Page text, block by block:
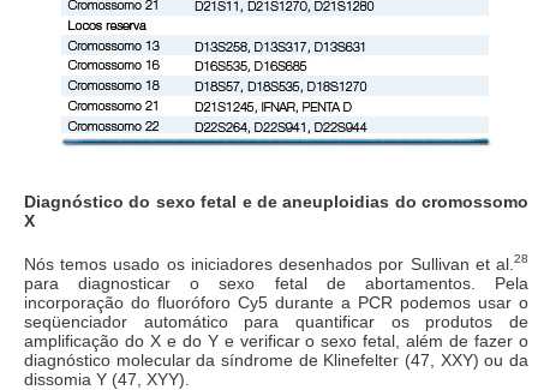
Diagnóstico do sexo fetal e de aneuploidias do cromossomo
X
Nós temos usado os iniciadores desenhados por Sullivan et al. 28
para diagnosticar o sexo fetal de abortamentos. Pela
incorporação do fluoróforo Cy5 durante a PCR podemos usar o
seqüenciador automático para quantificar os produtos de
amplificação do X e do Y e verificar o sexo fetal, além de fazer o
diagnóstico molecular da síndrome de Klinefelter (47, XXY) ou da
dissomia Y (47, XYY).